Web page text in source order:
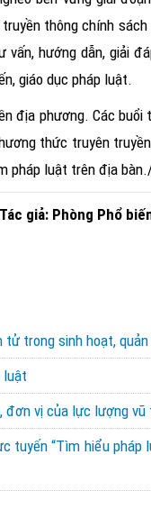
thông chính sách
hướng dẫn, giải
giáo dục pháp luật.
địa phương. Các buổi
thức truyên
pháp luật trên địa
Tác giả: Phòng Phổ
trong sinh hoạt, quản
luật
đơn vị của lực lượng vũ
tuyến “Tìm hiểu pháp